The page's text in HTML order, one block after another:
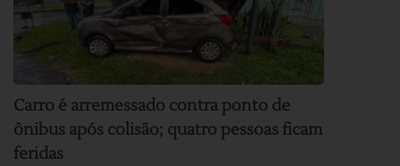
Carro é arremessado contra ponto de
ônibus após colisão; quatro pessoas ficam
feridas